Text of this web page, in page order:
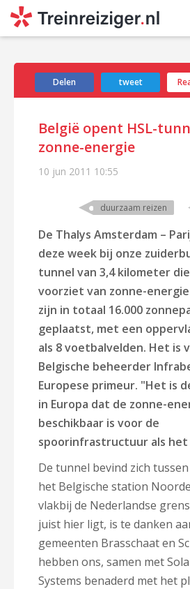
Delen tweet
België opent HSL-
zonne-energie
10 jun 2011 10:55
duurzaam reizen
De Thalys Amsterdam –
deze week bij onze
tunnel van 3,4 kilometer
voorziet van zonne-
zijn in totaal 16.000
geplaatst, met een
als 8 voetbalvelden. Het is
Belgische beheerder
Europese primeur. "Het is
in Europa dat de zonne-
beschikbaar is voor de
spoorinfrastructuur als
De tunnel bevind zich
het Belgische station
vlakbij de Nederlandse
juist hier ligt, is te danken
gemeenten Brasschaat en
hebben ons, samen met
Systems benaderd met het